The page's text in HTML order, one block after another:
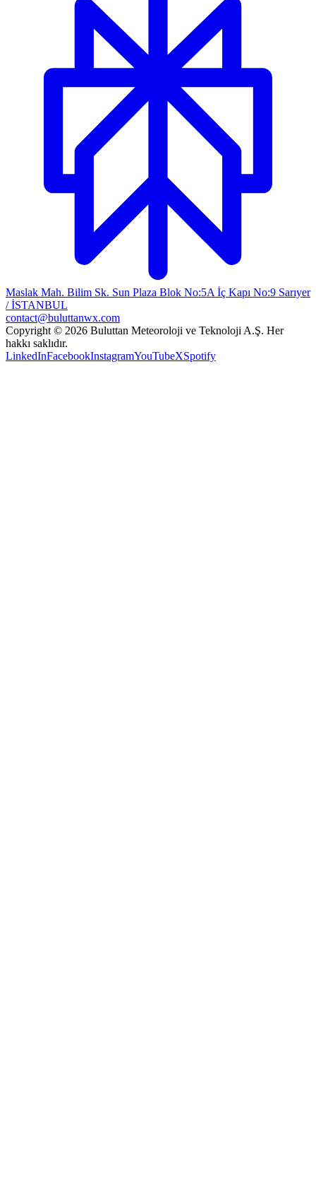
Maslak Mah. Bilim Sk. Sun Plaza Blok No:5A İç Kapı No:9 Sarıyer
/ İSTANBUL
contact@buluttanwx.com
Copyright © 2026 Buluttan Meteoroloji ve Teknoloji A.Ş. Her
hakkı saklıdır.
LinkedInFacebookInstagramYouTubeXSpotify